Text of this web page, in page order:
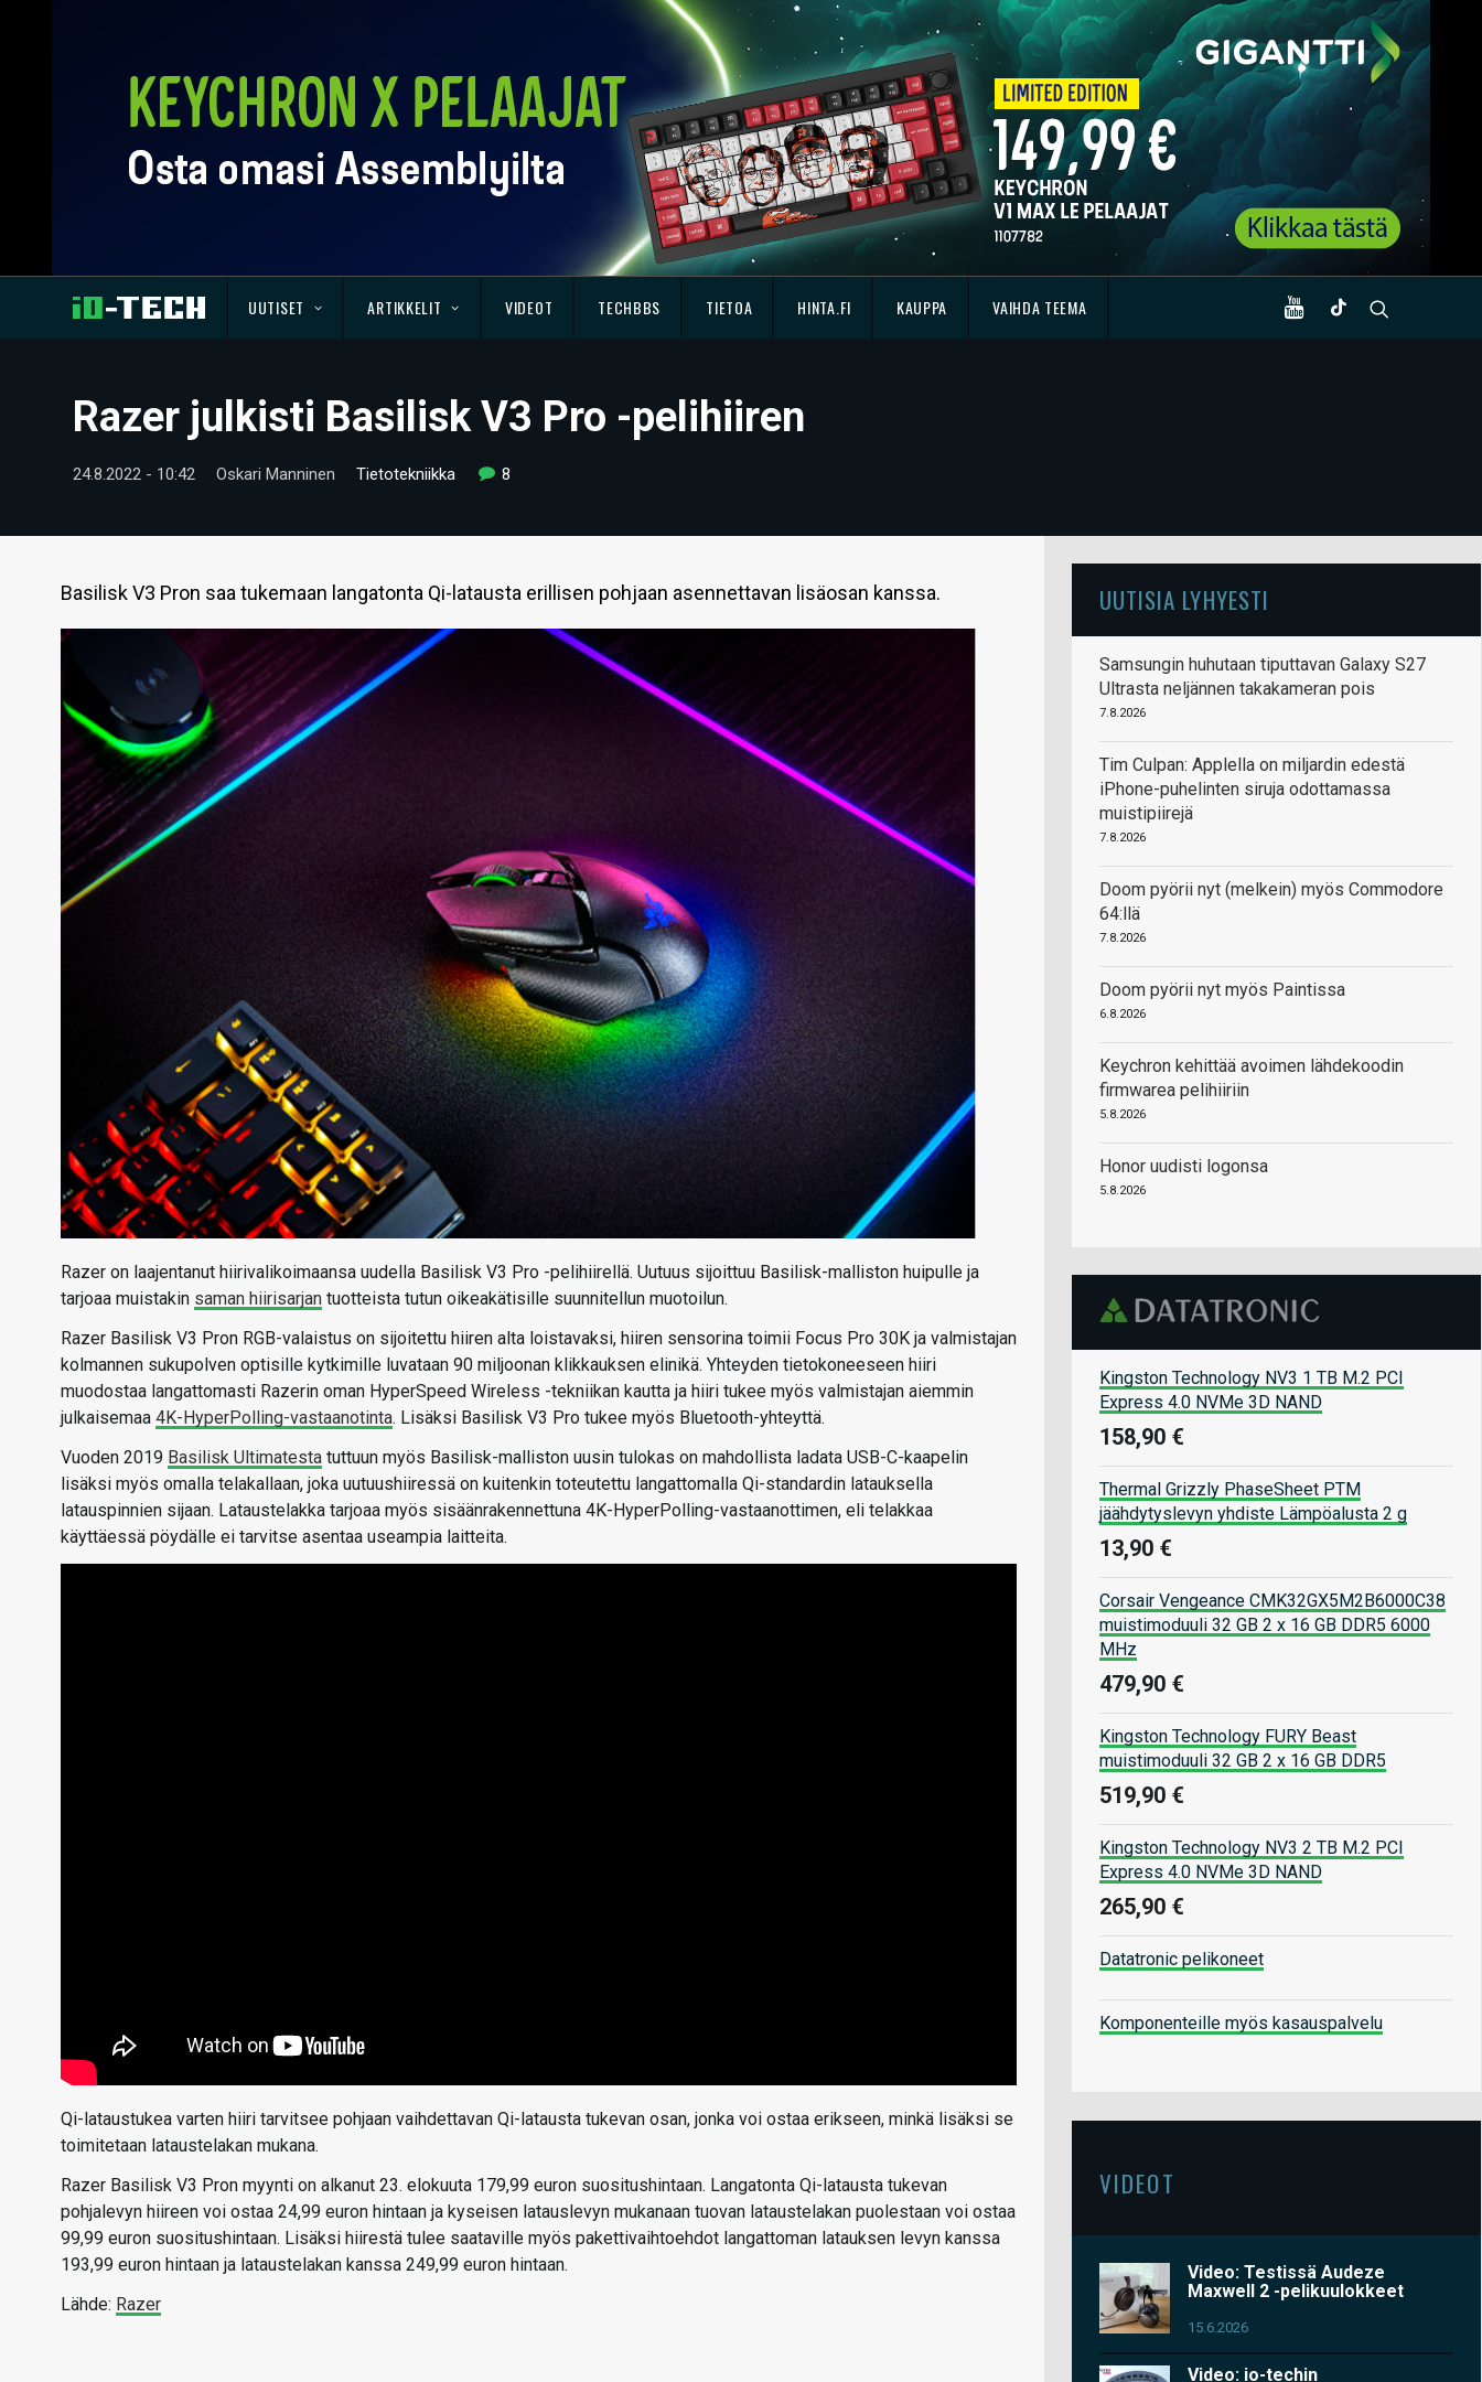
UUTISET ARTIKKELIT VIDEOT TECHBBS TIETOA HINTA.FI KAUPPA VAIHDA TEEMA
Razer julkisti Basilisk V3 Pro -pelihiiren
24.8.2022 - 10:42 Oskari Manninen Tietotekniikka 8
Basilisk V3 Pron saa tukemaan langatonta Qi-latausta erillisen pohjaan asennettavan lisäosan kanssa.
Razer on laajentanut hiirivalikoimaansa uudella Basilisk V3 Pro -pelihiirellä. Uutuus sijoittuu Basilisk-malliston huipulle ja
tarjoaa muistakin saman hiirisarjan tuotteista tutun oikeakätisille suunnitellun muotoilun.
Razer Basilisk V3 Pron RGB-valaistus on sijoitettu hiiren alta loistavaksi, hiiren sensorina toimii Focus Pro 30K ja valmistajan
kolmannen sukupolven optisille kytkimille luvataan 90 miljoonan klikkauksen elinikä. Yhteyden tietokoneeseen hiiri
muodostaa langattomasti Razerin oman HyperSpeed Wireless -tekniikan kautta ja hiiri tukee myös valmistajan aiemmin
julkaisemaa 4K-HyperPolling-vastaanotinta. Lisäksi Basilisk V3 Pro tukee myös Bluetooth-yhteyttä.
Vuoden 2019 Basilisk Ultimatesta tuttuun myös Basilisk-malliston uusin tulokas on mahdollista ladata USB-C-kaapelin
lisäksi myös omalla telakallaan, joka uutuushiiressä on kuitenkin toteutettu langattomalla Qi-standardin latauksella
latauspinnien sijaan. Lataustelakka tarjoaa myös sisäänrakennettuna 4K-HyperPolling-vastaanottimen, eli telakkaa
käyttäessä pöydälle ei tarvitse asentaa useampia laitteita.
Qi-lataustukea varten hiiri tarvitsee pohjaan vaihdettavan Qi-latausta tukevan osan, jonka voi ostaa erikseen, minkä lisäksi se
toimitetaan lataustelakan mukana.
Razer Basilisk V3 Pron myynti on alkanut 23. elokuuta 179,99 euron suositushintaan. Langatonta Qi-latausta tukevan
pohjalevyn hiireen voi ostaa 24,99 euron hintaan ja kyseisen latauslevyn mukanaan tuovan lataustelakan puolestaan voi ostaa
99,99 euron suositushintaan. Lisäksi hiirestä tulee saataville myös pakettivaihtoehdot langattoman latauksen levyn kanssa
193,99 euron hintaan ja lataustelakan kanssa 249,99 euron hintaan.
Lähde: Razer
UUTISIA LYHYESTI
Samsungin huhutaan tiputtavan Galaxy S27
Ultrasta neljännen takakameran pois
7.8.2026
Tim Culpan: Applella on miljardin edestä
iPhone-puhelinten siruja odottamassa
muistipiirejä
7.8.2026
Doom pyörii nyt (melkein) myös Commodore
64:llä
7.8.2026
Doom pyörii nyt myös Paintissa
6.8.2026
Keychron kehittää avoimen lähdekoodin
firmwarea pelihiiriin
5.8.2026
Honor uudisti logonsa
5.8.2026
Kingston Technology NV3 1 TB M.2 PCI
Express 4.0 NVMe 3D NAND
158,90 €
Thermal Grizzly PhaseSheet PTM
jäähdytyslevyn yhdiste Lämpöalusta 2 g
13,90 €
Corsair Vengeance CMK32GX5M2B6000C38
muistimoduuli 32 GB 2 x 16 GB DDR5 6000
MHz
479,90 €
Kingston Technology FURY Beast
muistimoduuli 32 GB 2 x 16 GB DDR5
519,90 €
Kingston Technology NV3 2 TB M.2 PCI
Express 4.0 NVMe 3D NAND
265,90 €
Datatronic pelikoneet
Komponenteille myös kasauspalvelu
VIDEOT
Video: Testissä Audeze
Maxwell 2 -pelikuulokkeet
15.6.2026
Video: io-techin